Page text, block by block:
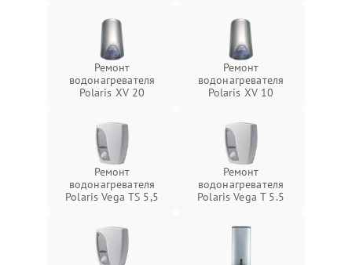
Ремонт
водонагревателя
Polaris XV 20
Ремонт
водонагревателя
Polaris XV 10
Ремонт
водонагревателя
Polaris Vega TS 5,5
Ремонт
водонагревателя
Polaris Vega T 5.5